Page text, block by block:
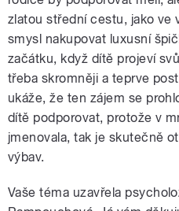
zlatou střední cestu, jako ve
smysl nakupovat luxusní
začátku, když dítě projeví
třeba skromněji a teprve
ukáže, že ten zájem se
dítě podporovat, protože v
jmenovala, tak je skutečně
výbav.
Vaše téma uzavřela